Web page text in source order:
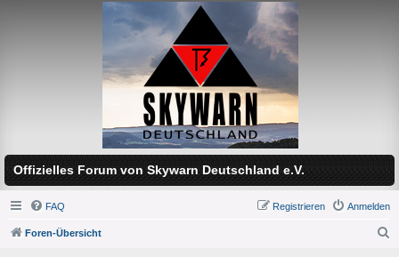
Offizielles Forum von Skywarn Deutschland e.V.
FAQ Anmelden
Registrieren
Foren-Übersicht